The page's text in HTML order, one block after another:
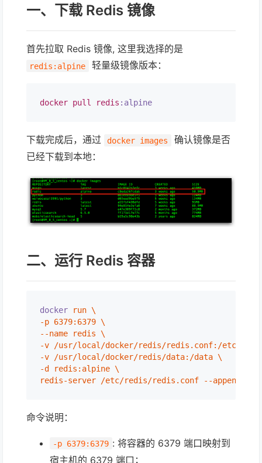
一、下载 Redis 镜像
首先拉取 Redis 镜像, 这里我选择的是
redis:alpine 轻量级镜像版本：
docker pull redis :alpine
下载完成后，通过 docker images
确认镜像是否
已经下载到本地：
二、运行 Redis 容器
docker
run \
-p 6379:6379 \
--name redis \
-v /usr/local/docker/redis/redis.conf:/etc/
-v /usr/local/docker/redis/data:/data \
-d redis:alpine \
redis-server /etc/redis/redis.conf --appendonly
命令说明：
-p 6379:6379 : 将容器的 6379 端口映射到
宿主机的 6379 端口；